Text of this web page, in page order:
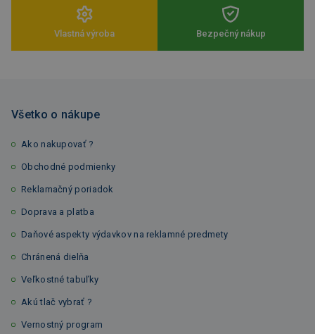
Vlastná výroba Bezpečný nákup
Všetko o nákupe
Ako nakupovať ?
Obchodné podmienky
Reklamačný poriadok
Doprava a platba
Daňové aspekty výdavkov na reklamné predmety
Chránená dielňa
Veľkostné tabuľky
Akú tlač vybrať ?
Vernostný program